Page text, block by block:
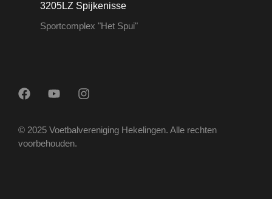
3205LZ Spijkenisse
Sportcomplex "Het Spui"
© 2025 Voetbalvereniging Hekelingen. Alle rechten
voorbehouden.